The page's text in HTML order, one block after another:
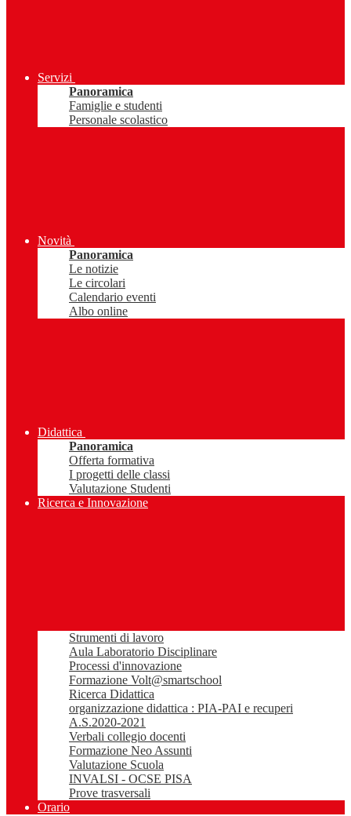
Servizi
Panoramica
Famiglie e studenti
Personale scolastico
Novità
Panoramica
Le notizie
Le circolari
Calendario eventi
Albo online
Didattica
Panoramica
Offerta formativa
I progetti delle classi
Valutazione Studenti
Ricerca e Innovazione
Strumenti di lavoro
Aula Laboratorio Disciplinare
Processi d'innovazione
Formazione Volt@smartschool
Ricerca Didattica
organizzazione didattica : PIA-PAI e recuperi
A.S.2020-2021
Verbali collegio docenti
Formazione Neo Assunti
Valutazione Scuola
INVALSI - OCSE PISA
Prove trasversali
Orario